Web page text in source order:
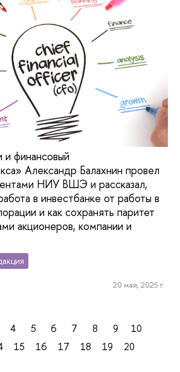
и финансовый
Александр Балахнин провел
НИУ ВШЭ и рассказал,
в инвестбанке от работы в
и как сохранять паритет
акционеров, компании и
20 мая, 2025 г.
4 5 6 7 8 9
10
15 16 17 18 19
20